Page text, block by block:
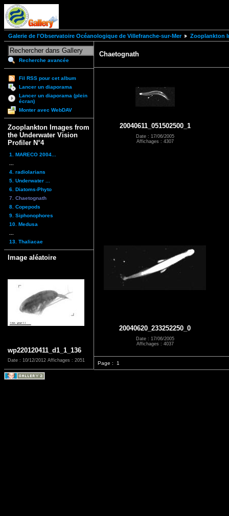
Galerie de l'Observatoire Océanologique de Villefranche-sur-Mer Zooplankton
Recherche avancée
Fil RSS pour cet album
Lancer un diaporama
Lancer un diaporama (plein
écran)
Monter avec WebDAV
Zooplankton Images from
the Underwater Vision
Profiler N°4
1. MARECO 2004...
4. radiolarians
5. Underwater ...
6. Diatoms-Phyto
7. Chaetognath
8. Copepods
9. Siphonophores
10. Medusa
13. Thaliacae
Image aléatoire
wp220120411_d1_1_136
Date : 10/12/2012 Affichages : 2051
Chaetognath
20040611_051502500_1
Date : 17/06/2005
Affichages : 4307
20040620_233252250_0
Date : 17/06/2005
Affichages : 4037
Page : 1